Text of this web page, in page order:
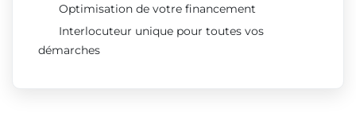
Optimisation de votre financement
Interlocuteur unique pour toutes vos
démarches